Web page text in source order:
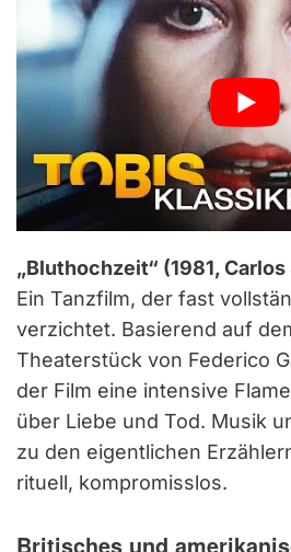
„Bluthochzeit“ (1981, Carlos
Ein Tanzfilm, der fast
verzichtet. Basierend auf
Theaterstück von Federico
der Film eine intensive
über Liebe und Tod. Musik
zu den eigentlichen
rituell, kompromisslos.
Britisches und